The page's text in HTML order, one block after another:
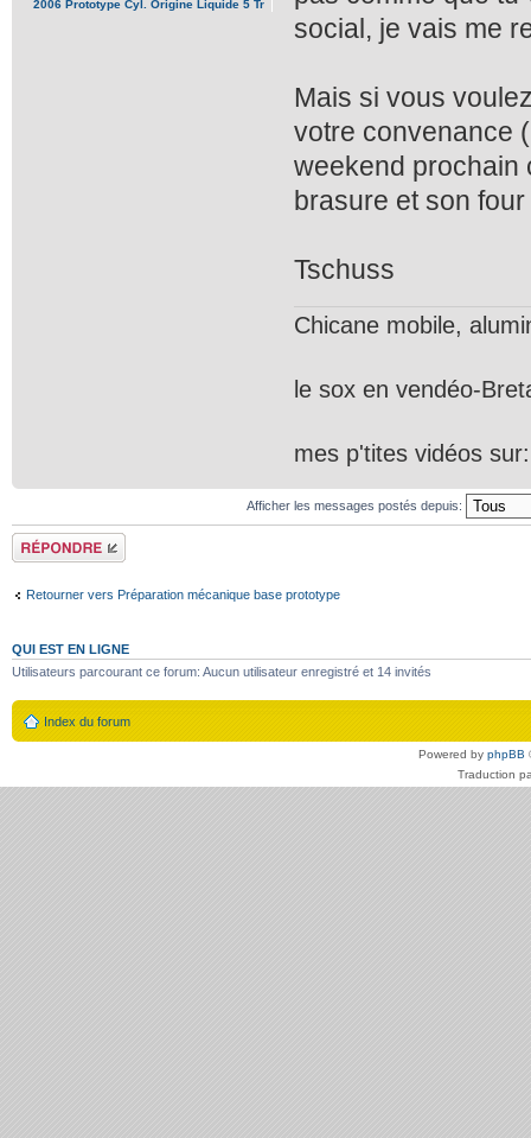
social, je vais me
Mais si vous
votre convenance
weekend prochain
brasure et son
Tschuss
Chicane mobile,
le sox en vendéo-
mes p'tites vidéos
2006 Prototype Cyl. Origine Liquide 5 Tr
Afficher les messages postés depuis:
Répondre
Retourner vers Préparation mécanique base prototype
QUI EST EN LIGNE
Utilisateurs parcourant ce forum: Aucun utilisateur enregistré et 14 invités
Index du forum
Powered by phpBB
Traduction